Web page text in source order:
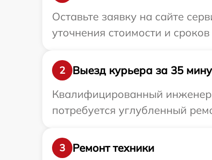
Оставьте заявку на сайте
уточнения стоимости и
2
Выезд курьера за 35
Квалифицированный инженер
потребуется углубленный
3
Ремонт техники